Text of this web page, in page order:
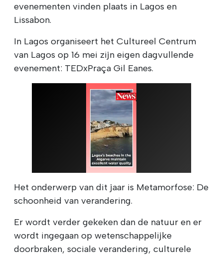
evenementen vinden plaats in Lagos en
Lissabon.
In Lagos organiseert het Cultureel Centrum
van Lagos op 16 mei zijn eigen dagvullende
evenement: TEDxPraça Gil Eanes.
Het onderwerp van dit jaar is Metamorfose: De
schoonheid van verandering.
Er wordt verder gekeken dan de natuur en er
wordt ingegaan op wetenschappelijke
doorbraken, sociale verandering, culturele